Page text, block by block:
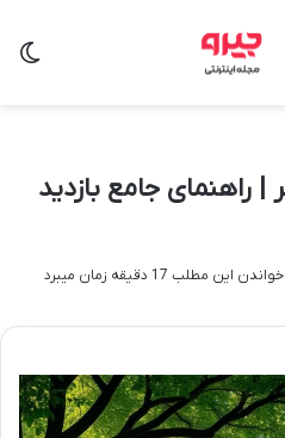
راهنمای جامع بازدید
خواندن این مطلب 17 دقیقه زمان میبرد